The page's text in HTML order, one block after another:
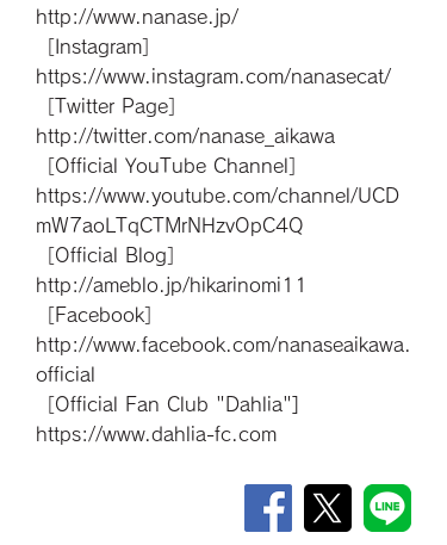
http://www.nanase.jp/
［Instagram］
https://www.instagram.com/nanasecat/
［Twitter Page］
http://twitter.com/nanase_aikawa
［Official YouTube Channel］
https://www.youtube.com/channel/UCD
mW7aoLTqCTMrNHzvOpC4Q
［Official Blog］
http://ameblo.jp/hikarinomi11
［Facebook］
http://www.facebook.com/nanaseaikawa.
official
［Official Fan Club "Dahlia"]
https://www.dahlia-fc.com